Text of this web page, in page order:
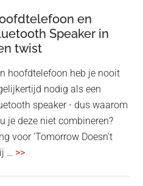
en
Speaker in
twist
hoofdtelefoon heb je nooit
nodig als een
speaker - dus waarom
je deze niet combineren?
voor 'Tomorrow Doesn't
… >>overHoofdtelefoon